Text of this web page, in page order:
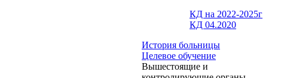
КД на 2022-2025г
КД 04.2020
История больницы
Целевое обучение
Вышестоящие и